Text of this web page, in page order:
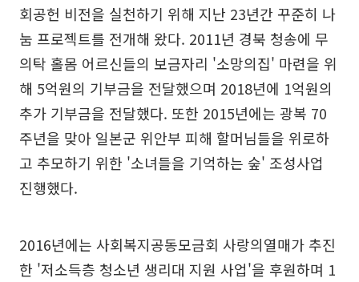
회공헌 비전을 실천하기 위해 지난 23년간 꾸준히 나
눔 프로젝트를 전개해 왔다. 2011년 경북 청송에 무
의탁 홀몸 어르신들의 보금자리 '소망의집' 마련을 위
해 5억원의 기부금을 전달했으며 2018년에 1억원의
추가 기부금을 전달했다. 또한 2015년에는 광복 70
주년을 맞아 일본군 위안부 피해 할머님들을 위로하
고 추모하기 위한 '소녀들을 기억하는 숲' 조성사업
진행했다.
2016년에는 사회복지공동모금회 사랑의열매가 추진
한 '저소득층 청소년 생리대 지원 사업'을 후원하며 1